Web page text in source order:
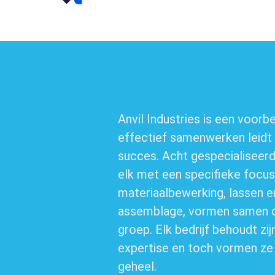
Anvil Industries is een
effectief samenwerken
succes. Acht
elk met een specifieke
materiaalbewerking, lassen
assemblage, vormen samen
groep. Elk bedrijf behoudt
expertise en toch vormen
geheel.